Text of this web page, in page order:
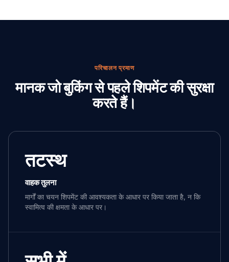
परिचालन प्रमाण
मानक जो बुकिंग से पहले शिपमेंट की सुरक्षा
करते हैं।
तटस्थ
वाहक तुलना
मार्गों का चयन शिपमेंट की आवश्यकता के आधार पर किया जाता है, न कि
स्वामित्व की क्षमता के आधार पर।